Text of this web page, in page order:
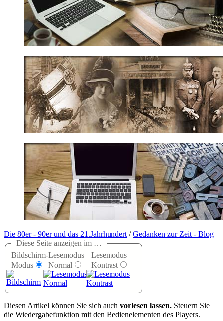
Die 80er - 90er und das 21.Jahrhundert/Gedanken zur Zeit - Blog
Diese Seite anzeigen im …
Bildschirm-
Modus
Lesemodus
Normal
Lesemodus
Kontrast
Diesen Artikel können Sie sich auch vorlesen lassen. Steuern Sie
die Wiedergabefunktion mit den Bedienelementen des Players.